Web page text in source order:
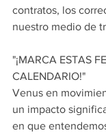
contratos, los
nuestro medio de
"¡MARCA ESTAS
CALENDARIO!"
Venus en
un impacto
en que